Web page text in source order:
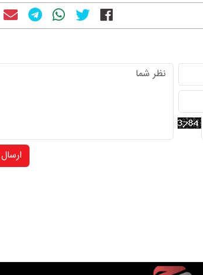
ارسال